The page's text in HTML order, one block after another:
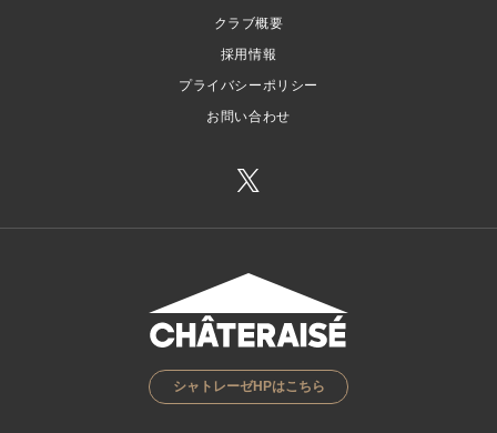
クラブ概要
採用情報
プライバシーポリシー
お問い合わせ
シャトレーゼHPはこちら